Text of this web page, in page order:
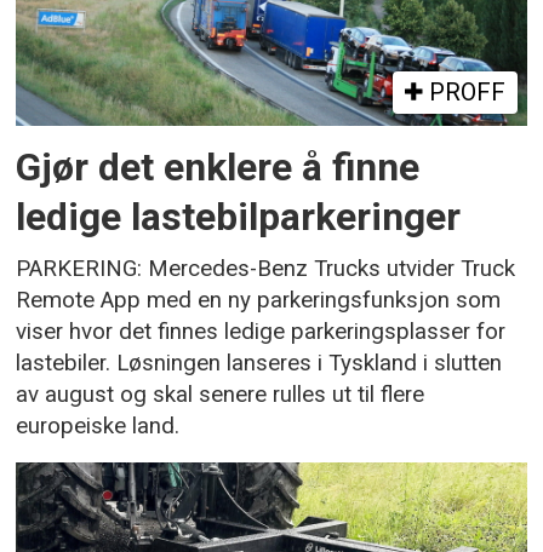
PROFF
Gjør det enklere å finne
ledige lastebilparkeringer
PARKERING: Mercedes-Benz Trucks utvider Truck
Remote App med en ny parkeringsfunksjon som
viser hvor det finnes ledige parkeringsplasser for
lastebiler. Løsningen lanseres i Tyskland i slutten
av august og skal senere rulles ut til flere
europeiske land.